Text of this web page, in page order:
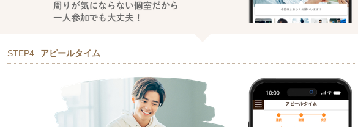
STEP4 アピールタイム